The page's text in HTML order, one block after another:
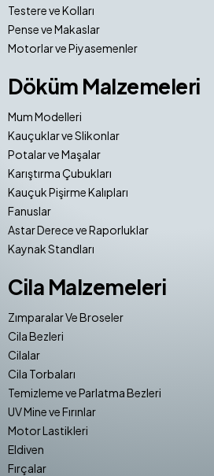
Testere ve Kolları
Pense ve Makaslar
Motorlar ve Piyasemenler
Döküm Malzemeleri
Mum Modelleri
Kauçuklar ve Slikonlar
Potalar ve Maşalar
Karıştırma Çubukları
Kauçuk Pişirme Kalıpları
Fanuslar
Astar Derece ve Raporluklar
Kaynak Standları
Cila Malzemeleri
Zımparalar Ve Broseler
Cila Bezleri
Cilalar
Cila Torbaları
Temizleme ve Parlatma Bezleri
UV Mine ve Fırınlar
Motor Lastikleri
Eldiven
Fırçalar